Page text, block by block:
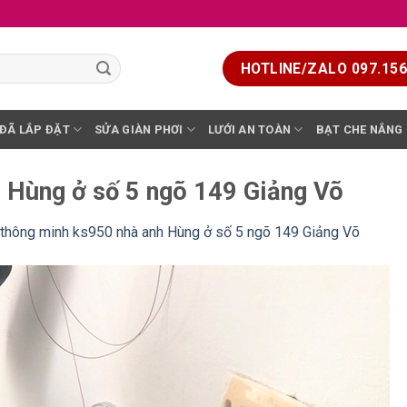
HOTLINE/ZALO
LẮP ĐẶT SỬA GIÀN PHƠI LƯỚI AN TOÀN BẠT CHE NẮNG
ở số 5 ngõ 149 Giảng Võ
minh ks950 nhà anh Hùng ở số 5 ngõ 149 Giảng Võ